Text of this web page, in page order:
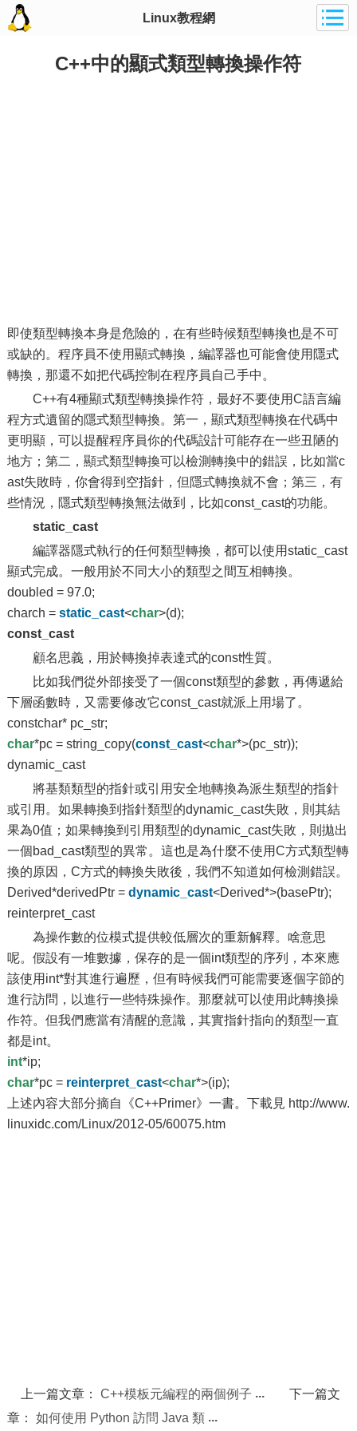
Linux教程網
C++中的顯式類型轉換操作符
即使類型轉換本身是危險的，在有些時候類型轉換也是不可
或缺的。程序員不使用顯式轉換，編譯器也可能會使用隱式
轉換，那還不如把代碼控制在程序員自己手中。
C++有4種顯式類型轉換操作符，最好不要使用C語言編
程方式遺留的隱式類型轉換。第一，顯式類型轉換在代碼中
更明顯，可以提醒程序員你的代碼設計可能存在一些丑陋的
地方；第二，顯式類型轉換可以檢測轉換中的錯誤，比如當c
ast失敗時，你會得到空指針，但隱式轉換就不會；第三，有
些情況，隱式類型轉換無法做到，比如const_cast的功能。
static_cast
編譯器隱式執行的任何類型轉換，都可以使用static_cast
顯式完成。一般用於不同大小的類型之間互相轉換。
doubled = 97.0;
charch = static_cast<char>(d);
const_cast
顧名思義，用於轉換掉表達式的const性質。
比如我們從外部接受了一個const類型的參數，再傳遞給
下層函數時，又需要修改它const_cast就派上用場了。
constchar* pc_str;
char*pc = string_copy(const_cast<char*>(pc_str));
dynamic_cast
將基類類型的指針或引用安全地轉換為派生類型的指針
或引用。如果轉換到指針類型的dynamic_cast失敗，則其結
果為0值；如果轉換到引用類型的dynamic_cast失敗，則拋出
一個bad_cast類型的異常。這也是為什麼不使用C方式類型轉
換的原因，C方式的轉換失敗後，我們不知道如何檢測錯誤。
Derived*derivedPtr = dynamic_cast<Derived*>(basePtr);
reinterpret_cast
為操作數的位模式提供較低層次的重新解釋。啥意思
呢。假設有一堆數據，保存的是一個int類型的序列，本來應
該使用int*對其進行遍歷，但有時候我們可能需要逐個字節的
進行訪問，以進行一些特殊操作。那麼就可以使用此轉換操
作符。但我們應當有清醒的意識，其實指針指向的類型一直
都是int。
int*ip;
char*pc = reinterpret_cast<char*>(ip);
上述內容大部分摘自《C++Primer》一書。下載見 http://www.
linuxidc.com/Linux/2012-05/60075.htm
上一篇文章：C++模板元編程的兩個例子
下一篇文
章： 如何使用 Python 訪問 Java 類